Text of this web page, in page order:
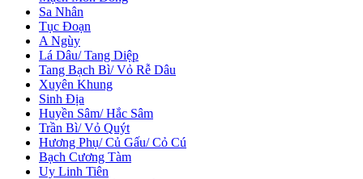
Sa Nhân
Tục Đoạn
A Ngùy
Lá Dâu/ Tang Diệp
Tang Bạch Bì/ Vỏ Rễ Dâu
Xuyên Khung
Sinh Địa
Huyền Sâm/ Hắc Sâm
Trần Bì/ Vỏ Quýt
Hương Phụ/ Củ Gấu/ Cỏ Cú
Bạch Cương Tàm
Uy Linh Tiên